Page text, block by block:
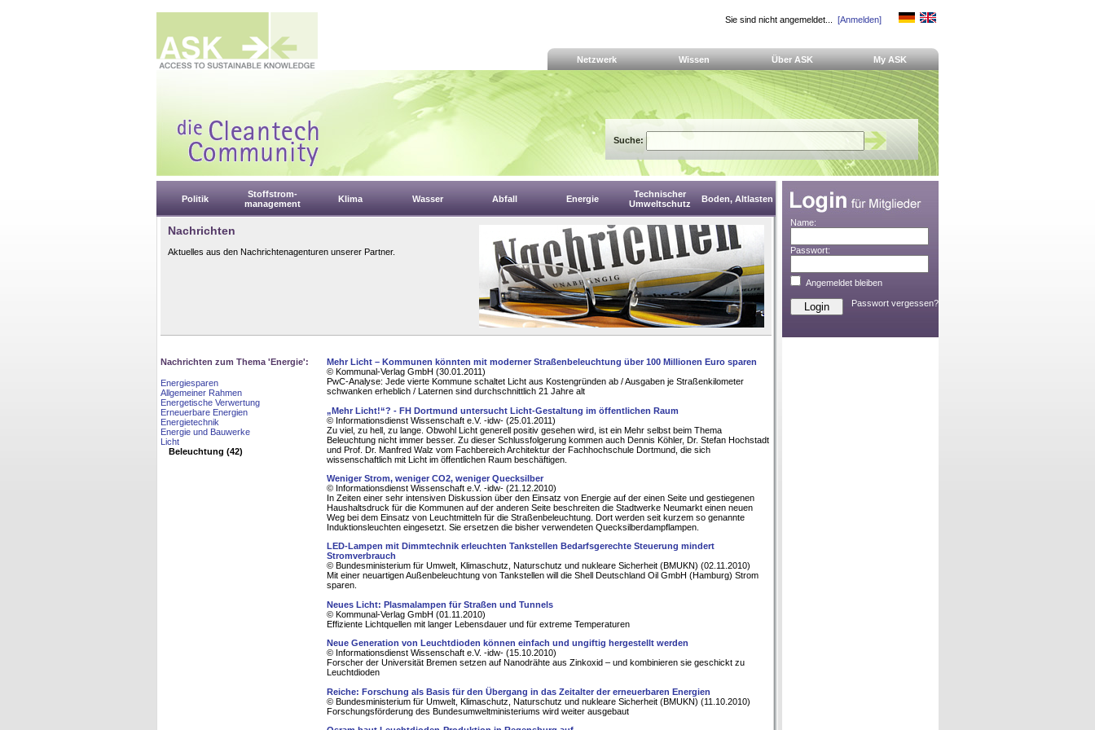
Sie sind nicht angemeldet... [Anmelden]
Netzwerk Wissen Über ASK My ASK
Suche:
Politik
Stoffstrom-
management
Klima Wasser Abfall Energie
Technischer
Umweltschutz
Boden, Altlasten
Nachrichten
Aktuelles aus den Nachrichtenagenturen unserer Partner.
Nachrichten zum Thema 'Energie':
Energiesparen
Allgemeiner Rahmen
Energetische Verwertung
Erneuerbare Energien
Energietechnik
Energie und Bauwerke
Licht
Beleuchtung (42)
Mehr Licht – Kommunen könnten mit moderner Straßenbeleuchtung über 100 Millionen Euro sparen
© Kommunal-Verlag GmbH (30.01.2011)
PwC-Analyse: Jede vierte Kommune schaltet Licht aus Kostengründen ab / Ausgaben je Straßenkilometer
schwanken erheblich / Laternen sind durchschnittlich 21 Jahre alt
„Mehr Licht!“? - FH Dortmund untersucht Licht-Gestaltung im öffentlichen Raum
© Informationsdienst Wissenschaft e.V. -idw- (25.01.2011)
Zu viel, zu hell, zu lange. Obwohl Licht generell positiv gesehen wird, ist ein Mehr selbst beim Thema
Beleuchtung nicht immer besser. Zu dieser Schlussfolgerung kommen auch Dennis Köhler, Dr. Stefan Hochstadt
und Prof. Dr. Manfred Walz vom Fachbereich Architektur der Fachhochschule Dortmund, die sich
wissenschaftlich mit Licht im öffentlichen Raum beschäftigen.
Weniger Strom, weniger CO2, weniger Quecksilber
© Informationsdienst Wissenschaft e.V. -idw- (21.12.2010)
In Zeiten einer sehr intensiven Diskussion über den Einsatz von Energie auf der einen Seite und gestiegenen
Haushaltsdruck für die Kommunen auf der anderen Seite beschreiten die Stadtwerke Neumarkt einen neuen
Weg bei dem Einsatz von Leuchtmitteln für die Straßenbeleuchtung. Dort werden seit kurzem so genannte
Induktionsleuchten eingesetzt. Sie ersetzen die bisher verwendeten Quecksilberdampflampen.
LED-Lampen mit Dimmtechnik erleuchten Tankstellen Bedarfsgerechte Steuerung mindert
Stromverbrauch
© Bundesministerium für Umwelt, Klimaschutz, Naturschutz und nukleare Sicherheit (BMUKN) (02.11.2010)
Mit einer neuartigen Außenbeleuchtung von Tankstellen will die Shell Deutschland Oil GmbH (Hamburg) Strom
sparen.
Neues Licht: Plasmalampen für Straßen und Tunnels
© Kommunal-Verlag GmbH (01.11.2010)
Effiziente Lichtquellen mit langer Lebensdauer und für extreme Temperaturen
Neue Generation von Leuchtdioden können einfach und ungiftig hergestellt werden
© Informationsdienst Wissenschaft e.V. -idw- (15.10.2010)
Forscher der Universität Bremen setzen auf Nanodrähte aus Zinkoxid – und kombinieren sie geschickt zu
Leuchtdioden
Reiche: Forschung als Basis für den Übergang in das Zeitalter der erneuerbaren Energien
© Bundesministerium für Umwelt, Klimaschutz, Naturschutz und nukleare Sicherheit (BMUKN) (11.10.2010)
Forschungsförderung des Bundesumweltministeriums wird weiter ausgebaut
Name:
Passwort:
Angemeldet bleiben
Passwort vergessen?